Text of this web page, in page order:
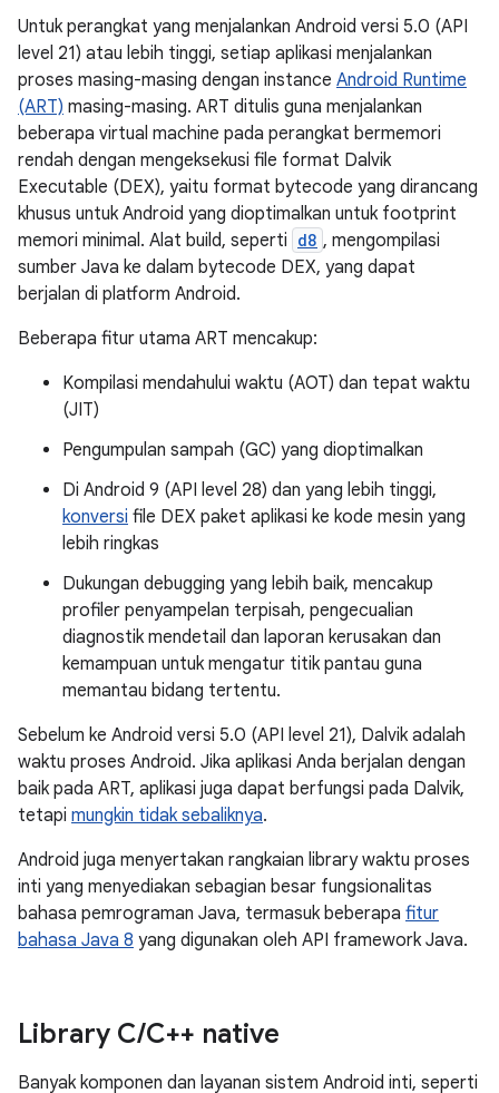
Untuk perangkat yang menjalankan Android versi 5.0 (API
level 21) atau lebih tinggi, setiap aplikasi menjalankan
proses masing-masing dengan instance Android Runtime
(ART) masing-masing. ART ditulis guna menjalankan
beberapa virtual machine pada perangkat bermemori
rendah dengan mengeksekusi file format Dalvik
Executable (DEX), yaitu format bytecode yang dirancang
khusus untuk Android yang dioptimalkan untuk footprint
memori minimal. Alat build, seperti d8 , mengompilasi
sumber Java ke dalam bytecode DEX, yang dapat
berjalan di platform Android.
Beberapa fitur utama ART mencakup:
Kompilasi mendahului waktu (AOT) dan tepat waktu
(JIT)
Pengumpulan sampah (GC) yang dioptimalkan
Di Android 9 (API level 28) dan yang lebih tinggi,
konversi file DEX paket aplikasi ke kode mesin yang
lebih ringkas
Dukungan debugging yang lebih baik, mencakup
profiler penyampelan terpisah, pengecualian
diagnostik mendetail dan laporan kerusakan dan
kemampuan untuk mengatur titik pantau guna
memantau bidang tertentu.
Sebelum ke Android versi 5.0 (API level 21), Dalvik adalah
waktu proses Android. Jika aplikasi Anda berjalan dengan
baik pada ART, aplikasi juga dapat berfungsi pada Dalvik,
tetapi mungkin tidak sebaliknya.
Android juga menyertakan rangkaian library waktu proses
inti yang menyediakan sebagian besar fungsionalitas
bahasa pemrograman Java, termasuk beberapa fitur
bahasa Java 8 yang digunakan oleh API framework Java.
Library C/C++ native
Banyak komponen dan layanan sistem Android inti, seperti